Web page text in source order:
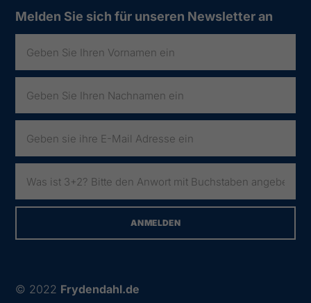
Melden Sie sich für unseren Newsletter an
© 2022 Frydendahl.de